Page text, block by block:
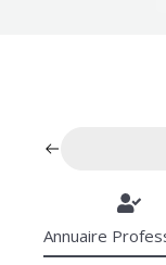
Annuaire